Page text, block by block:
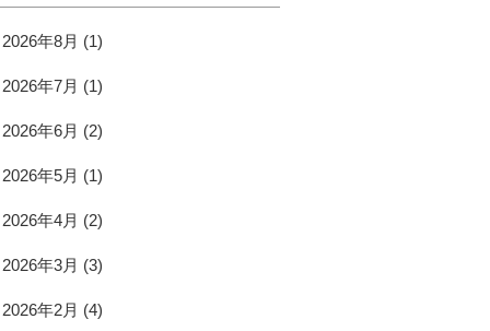
2026年8月 (1)
2026年7月 (1)
2026年6月 (2)
2026年5月 (1)
2026年4月 (2)
2026年3月 (3)
2026年2月 (4)